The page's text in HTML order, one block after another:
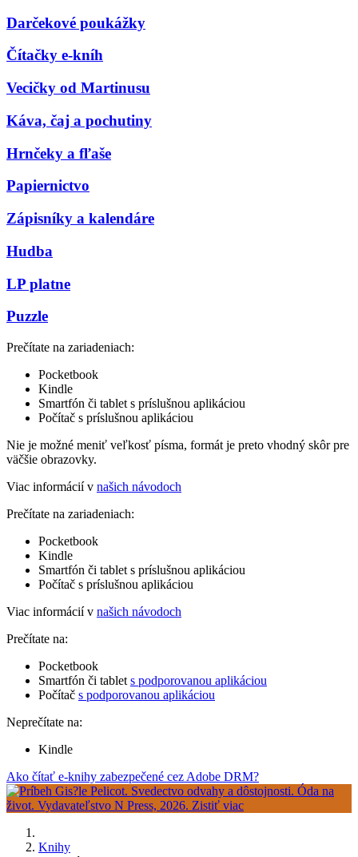
Darčekové poukážky
Čítačky e-kníh
Vecičky od Martinusu
Káva, čaj a pochutiny
Hrnčeky a fľaše
Papiernictvo
Zápisníky a kalendáre
Hudba
LP platne
Puzzle
Prečítate na zariadeniach:
Pocketbook
Kindle
Smartfón či tablet s príslušnou aplikáciou
Počítač s príslušnou aplikáciou
Nie je možné meniť veľkosť písma, formát je preto vhodný skôr pre
väčšie obrazovky.
Viac informácií v našich návodoch
Prečítate na zariadeniach:
Pocketbook
Kindle
Smartfón či tablet s príslušnou aplikáciou
Počítač s príslušnou aplikáciou
Viac informácií v našich návodoch
Prečítate na:
Pocketbook
Smartfón či tablet s podporovanou aplikáciou
Počítač s podporovanou aplikáciou
Neprečítate na:
Kindle
Ako čítať e-knihy zabezpečené cez Adobe DRM?
Knihy